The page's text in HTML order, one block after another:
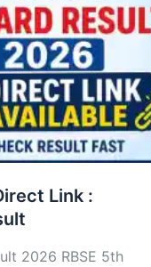
Link :
2026 RBSE 5th